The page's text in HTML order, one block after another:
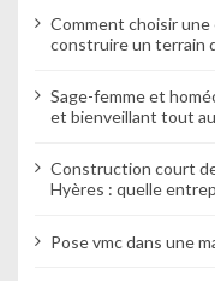
Comment choisir
construire un terrain
Sage-femme et
et bienveillant tout
Construction court
Hyères : quelle
Pose vmc dans une